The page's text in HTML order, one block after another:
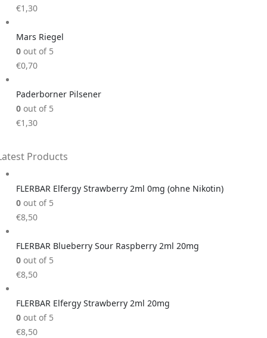
€1,30
Mars Riegel
0 out of 5
€0,70
Paderborner Pilsener
0 out of 5
€1,30
Products
FLERBAR Elfergy Strawberry 2ml 0mg (ohne Nikotin)
0 out of 5
€8,50
FLERBAR Blueberry Sour Raspberry 2ml 20mg
0 out of 5
€8,50
FLERBAR Elfergy Strawberry 2ml 20mg
0 out of 5
€8,50